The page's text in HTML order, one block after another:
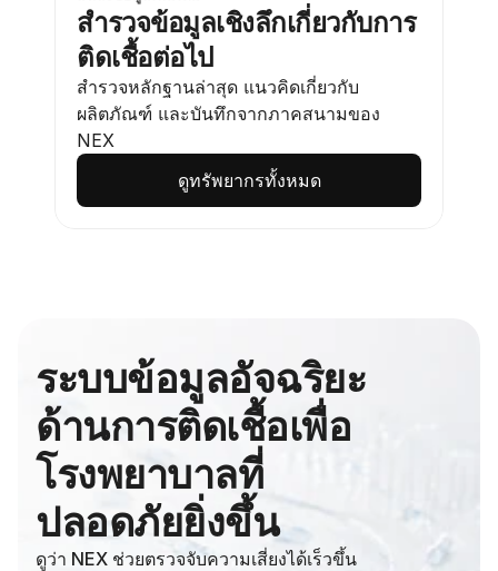
สำรวจข้อมูลเชิงลึกเกี่ยวกับการ
ติดเชื้อต่อไป
สำรวจหลักฐานล่าสุด แนวคิดเกี่ยวกับ
ผลิตภัณฑ์ และบันทึกจากภาคสนามของ
NEX
ดูทรัพยากรทั้งหมด
ระบบข้อมูลอัจฉริยะ
ด้านการติดเชื้อเพื่อ
โรงพยาบาลที่
ปลอดภัยยิ่งขึ้น
ดูว่า NEX ช่วยตรวจจับความเสี่ยงได้เร็วขึ้น